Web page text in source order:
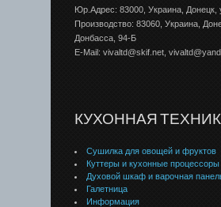
Юр.Адрес: 83000, Украина, Донецк,
Производство: 83060, Украина,
Донбаcса, 94-Б
E-Mail: vivaltd@skif.net,
КУХОННАЯ
Сушилка для овощей и фруктов
Куттеры и кухонные процессоры
Духовой шкаф и варочная
Галетница
Информация